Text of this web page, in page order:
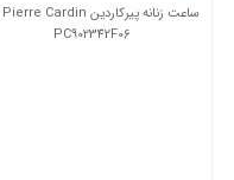
PC902342F06